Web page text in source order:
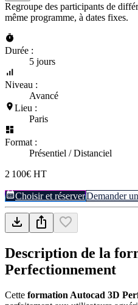
Regroupe des participants de
même programme, à dates fixes.
Durée :
5 jours
Niveau :
Avancé
Lieu :
Paris
Format :
Présentiel / Distanciel
2 100€ HT
Choisir et réserverDemander
Description de la
Perfectionnement
Cette formation Autocad 3D